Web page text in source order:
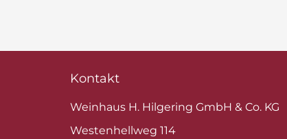
Kontakt
Weinhaus H. Hilgering GmbH & Co. KG
Westenhellweg 114